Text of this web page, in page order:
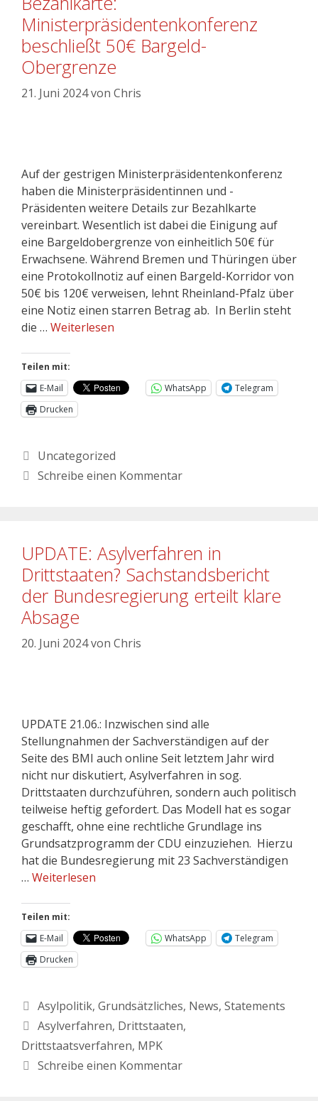
Ministerpräsidentenkonferenz
beschließt 50€ Bargeld-
Obergrenze
21. Juni 2024von Chris
Auf der gestrigen Ministerpräsidentenkonferenz
haben die Ministerpräsidentinnen und -
Präsidenten weitere Details zur Bezahlkarte
vereinbart. Wesentlich ist dabei die Einigung auf
eine Bargeldobergrenze von einheitlich 50€ für
Erwachsene. Während Bremen und Thüringen über
eine Protokollnotiz auf einen Bargeld-Korridor von
50€ bis 120€ verweisen, lehnt Rheinland-Pfalz über
eine Notiz einen starren Betrag ab. In Berlin steht
die … Weiterlesen
Teilen mit:
E-Mail
WhatsApp
Telegram
Drucken
Uncategorized
Schreibe einen Kommentar
UPDATE: Asylverfahren in
Drittstaaten? Sachstandsbericht
der Bundesregierung erteilt klare
Absage
20. Juni 2024von Chris
UPDATE 21.06.: Inzwischen sind alle
Stellungnahmen der Sachverständigen auf der
Seite des BMI auch online Seit letztem Jahr wird
nicht nur diskutiert, Asylverfahren in sog.
Drittstaaten durchzuführen, sondern auch politisch
teilweise heftig gefordert. Das Modell hat es sogar
geschafft, ohne eine rechtliche Grundlage ins
Grundsatzprogramm der CDU einzuziehen. Hierzu
hat die Bundesregierung mit 23 Sachverständigen
… Weiterlesen
Teilen mit:
E-Mail
WhatsApp
Telegram
Drucken
Asylpolitik, Grundsätzliches, News, Statements
Asylverfahren, Drittstaaten,
Drittstaatsverfahren, MPK
Schreibe einen Kommentar